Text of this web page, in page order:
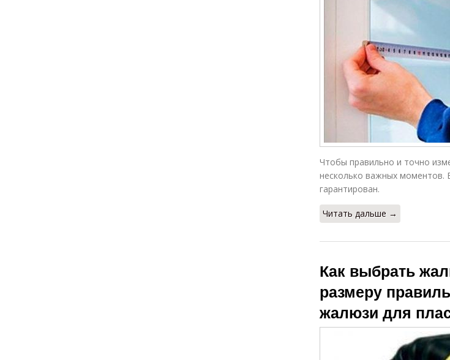
Чтобы правильно и точно
несколько важных моментов.
гарантирован.
Читать дальше →
Как выбрать
размеру
жалюзи для